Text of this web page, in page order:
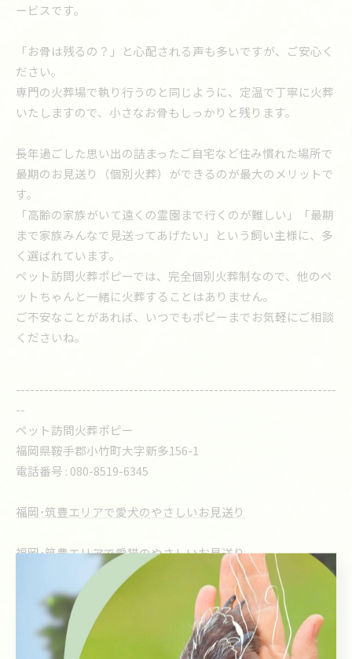
ービスです。
「お骨は残るの？」と心配される声も多いですが、ご安心く
ださい。
専門の火葬場で執り行うのと同じように、定温で丁寧に火葬
いたしますので、小さなお骨もしっかりと残ります。
長年過ごした思い出の詰まったご自宅など住み慣れた場所で
最期のお見送り（個別火葬）ができるのが最大のメリットで
す。
「高齢の家族がいて遠くの霊園まで行くのが難しい」「最期
まで家族みんなで見送ってあげたい」という飼い主様に、多
く選ばれています。
ペット訪問火葬ポピーでは、完全個別火葬制なので、他のペ
ットちゃんと一緒に火葬することはありません。
ご不安なことがあれば、いつでもポピーまでお気軽にご相談
くださいね。
--------------------------------------------------------------------
--
ペット訪問火葬ポピー
福岡県鞍手郡小竹町大字新多156-1
電話番号 : 080-8519-6345
福岡･筑豊エリアで愛犬のやさしいお見送り
福岡･筑豊エリアで愛猫のやさしいお見送り
福岡で小動物のやさしいお見送り
福岡で気持ちと向き合える納骨